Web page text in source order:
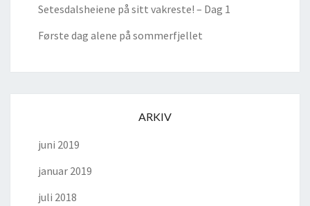
Setesdalsheiene på sitt vakreste! – Dag 1
Første dag alene på sommerfjellet
ARKIV
juni 2019
januar 2019
juli 2018